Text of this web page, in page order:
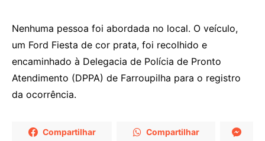
Nenhuma pessoa foi abordada no local. O veículo,
um Ford Fiesta de cor prata, foi recolhido e
encaminhado à Delegacia de Polícia de Pronto
Atendimento (DPPA) de Farroupilha para o registro
da ocorrência.
Compartilhar Compartilhar